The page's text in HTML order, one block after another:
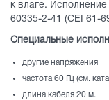
к влаге. Исполнение
60335-2-41 (CEI 61-
Специальные
другие напряжения
частота 60 Гц (см.
длина кабеля 20 м.